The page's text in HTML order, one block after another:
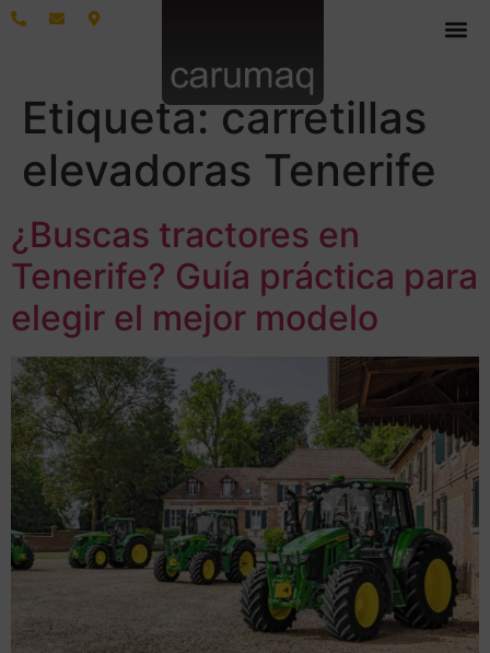
Etiqueta:carretillas
elevadoras Tenerife
¿Buscas tractores en
Tenerife? Guía práctica para
elegir el mejor modelo